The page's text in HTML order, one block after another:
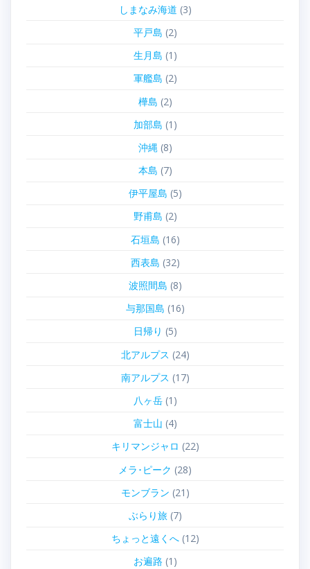
しまなみ海道 (3)
平戸島 (2)
生月島 (1)
軍艦島 (2)
樺島 (2)
加部島 (1)
沖縄(8)
本島 (7)
伊平屋島 (5)
野甫島 (2)
石垣島 (16)
西表島 (32)
波照間島 (8)
与那国島 (16)
日帰り (5)
北アルプス (24)
南アルプス (17)
八ヶ岳(1)
富士山 (4)
キリマンジャロ (22)
メラ･ピーク (28)
モンブラン (21)
ぶらり旅(7)
ちょっと遠くへ(12)
お遍路 (1)